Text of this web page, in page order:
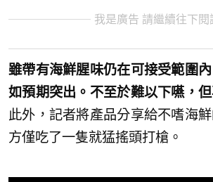
我是廣告 請繼續往下閱
雖帶有海鮮腥味仍在可接受範圍
如預期突出。不至於難以下嚥，
此外，記者將產品分享給不嗜海
方僅吃了一隻就猛搖頭打槍。